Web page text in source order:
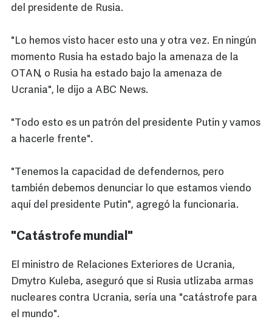
del presidente de Rusia.
"Lo hemos visto hacer esto una y otra vez. En ningún
momento Rusia ha estado bajo la amenaza de la
OTAN, o Rusia ha estado bajo la amenaza de
Ucrania", le dijo a ABC News.
"Todo esto es un patrón del presidente Putin y vamos
a hacerle frente".
"Tenemos la capacidad de defendernos, pero
también debemos denunciar lo que estamos viendo
aquí del presidente Putin", agregó la funcionaria.
"Catástrofe mundial"
El ministro de Relaciones Exteriores de Ucrania,
Dmytro Kuleba, aseguró que si Rusia utlizaba armas
nucleares contra Ucrania, sería una "catástrofe para
el mundo".